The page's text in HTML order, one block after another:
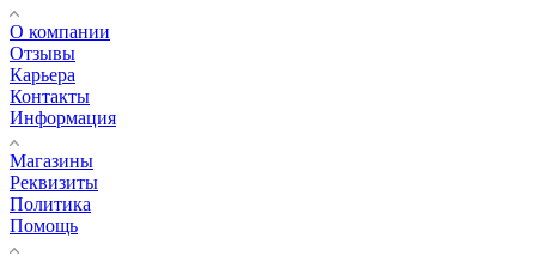
О компании
Отзывы
Карьера
Контакты
Информация
Магазины
Реквизиты
Политика
Помощь